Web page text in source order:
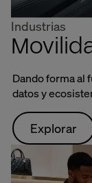
Industrias
Dando forma al
datos y
Explorar